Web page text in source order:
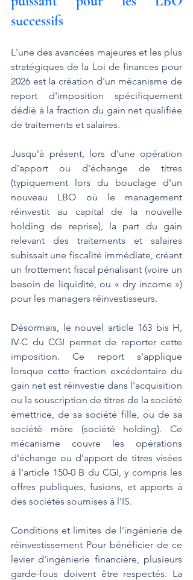
successifs
L'une des avancées majeures et les plus
stratégiques de la Loi de finances pour
2026 est la création d'un mécanisme de
report d'imposition spécifiquement
dédié à la fraction du gain net qualifiée
de traitements et salaires.
Jusqu'à présent, lors d'une opération
d'apport ou d'échange de titres
(typiquement lors du bouclage d'un
nouveau LBO où le management
réinvestit au capital de la nouvelle
holding de reprise), la part du gain
relevant des traitements et salaires
subissait une fiscalité immédiate, créant
un frottement fiscal pénalisant (voire un
besoin de liquidité, ou « dry income »)
pour les managers réinvestisseurs.
Désormais, le nouvel article 163 bis H,
IV-C du CGI permet de reporter cette
imposition. Ce report s'applique
lorsque cette fraction excédentaire du
gain net est réinvestie dans l'acquisition
ou la souscription de titres de la société
émettrice, de sa société fille, ou de sa
société mère (société holding). Ce
mécanisme couvre les opérations
d'échange ou d'apport de titres visées
à l'article 150-0 B du CGI, y compris les
offres publiques, fusions, et apports à
des sociétés soumises à l'IS.
Conditions et limites de l'ingénierie de
réinvestissement Pour bénéficier de ce
levier d'ingénierie financière, plusieurs
garde-fous doivent être respectés. La